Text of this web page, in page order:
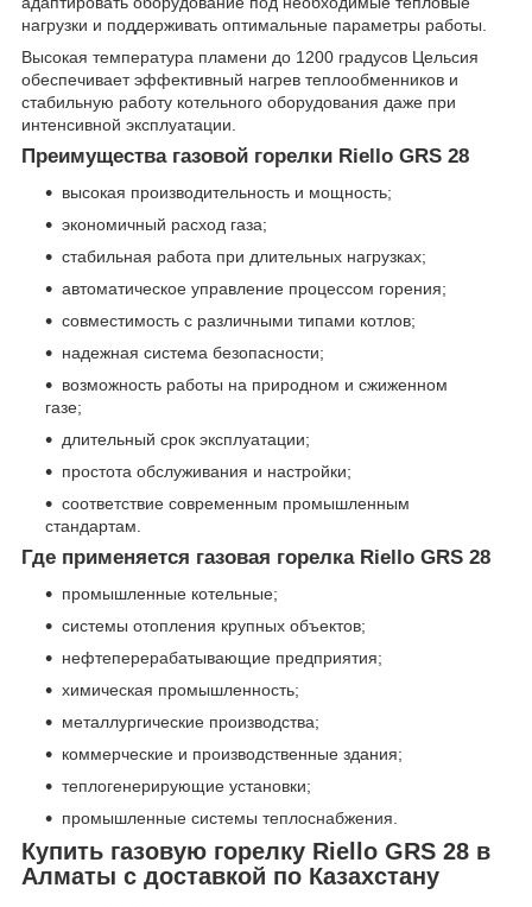
нагрузки и поддерживать оптимальные параметры работы.
Высокая температура пламени до 1200 градусов Цельсия
обеспечивает эффективный нагрев теплообменников и
стабильную работу котельного оборудования даже при
интенсивной эксплуатации.
Преимущества газовой горелки Riello GRS 28
высокая производительность и мощность;
экономичный расход газа;
стабильная работа при длительных нагрузках;
автоматическое управление процессом горения;
совместимость с различными типами котлов;
надежная система безопасности;
возможность работы на природном и сжиженном
газе;
длительный срок эксплуатации;
простота обслуживания и настройки;
соответствие современным промышленным
стандартам.
Где применяется газовая горелка Riello GRS 28
промышленные котельные;
системы отопления крупных объектов;
нефтеперерабатывающие предприятия;
химическая промышленность;
металлургические производства;
коммерческие и производственные здания;
теплогенерирующие установки;
промышленные системы теплоснабжения.
Купить газовую горелку Riello GRS 28 в
Алматы с доставкой по Казахстану